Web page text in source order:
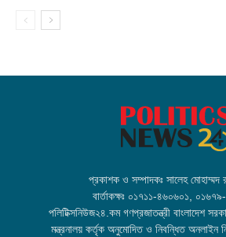
প্রকাশক ও সম্পাদকঃ সালেহ
বার্তাকক্ষঃ ০১৭১১-৪৬০৬০১,
পলিটিক্সনিউজ২৪.কম গণপ্রজাতন্ত্রী বাংলাদেশ
মন্ত্রনালয় কর্তৃক অনুমোদিত ও নিবন্ধিত অনলাইন